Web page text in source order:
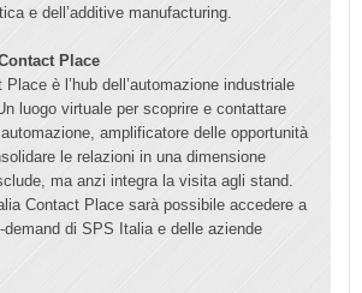
e dell’additive manufacturing.
Place
è l’hub dell’automazione industriale
luogo virtuale per scoprire e contattare
amplificatore delle opportunità
le relazioni in una dimensione
ma anzi integra la visita agli stand.
Contact Place sarà possibile accedere a
di SPS Italia e delle aziende